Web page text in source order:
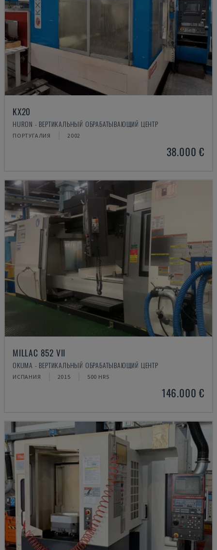
KX20
HURON - ВЕРТИКАЛЬНЫЙ ОБРАБАТЫВАЮЩИЙ ЦЕНТР
ПОРТУГАЛИЯ 2002
38.000 €
MILLAC 852 VII
OKUMA - ВЕРТИКАЛЬНЫЙ ОБРАБАТЫВАЮЩИЙ ЦЕНТР
ИСПАНИЯ 2015 500 HRS
146.000 €